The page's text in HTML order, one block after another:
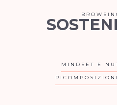
MINDSET E